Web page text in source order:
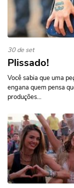
30 de set
Plissado!
Você sabia que uma
engana quem pensa
produções...